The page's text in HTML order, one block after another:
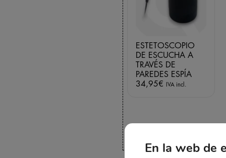
ESTETOSCOPIO
DE ESCUCHA A
TRAVÉS DE
PAREDES ESPÍA
34,95€ IVA incl.
En la web de